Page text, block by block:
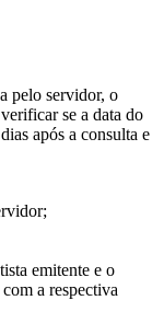
pelo servidor, o
se a data do
após a consulta e
emitente e o
a respectiva